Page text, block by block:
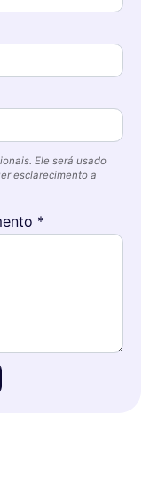
Ele será usado
esclarecimento a
*